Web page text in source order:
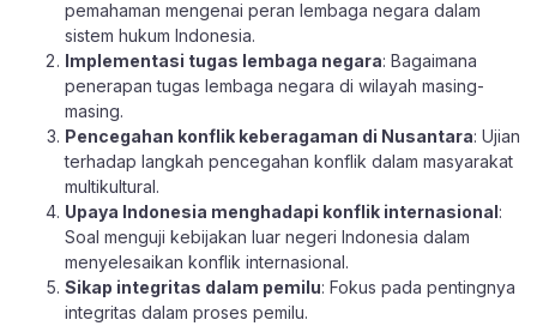
pemahaman mengenai peran lembaga negara dalam
sistem hukum Indonesia.
Implementasi tugas lembaga negara: Bagaimana
penerapan tugas lembaga negara di wilayah masing-
masing.
Pencegahan konflik keberagaman di Nusantara: Ujian
terhadap langkah pencegahan konflik dalam masyarakat
multikultural.
Upaya Indonesia menghadapi konflik internasional:
Soal menguji kebijakan luar negeri Indonesia dalam
menyelesaikan konflik internasional.
Sikap integritas dalam pemilu: Fokus pada pentingnya
integritas dalam proses pemilu.